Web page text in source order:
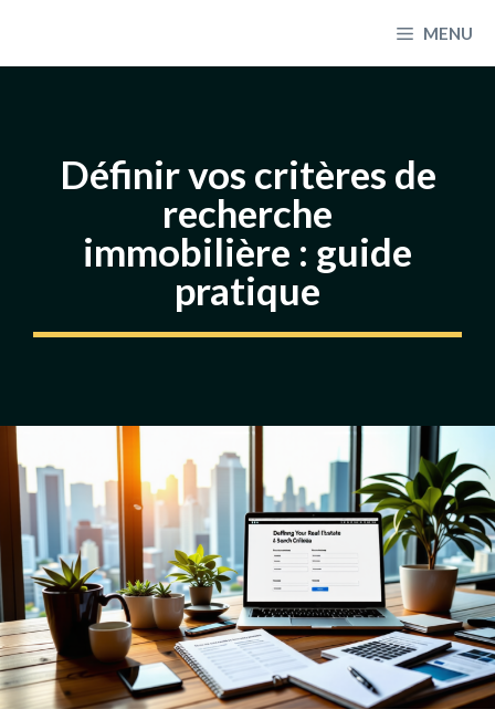
MENU
Définir vos critères de
recherche
immobilière : guide
pratique